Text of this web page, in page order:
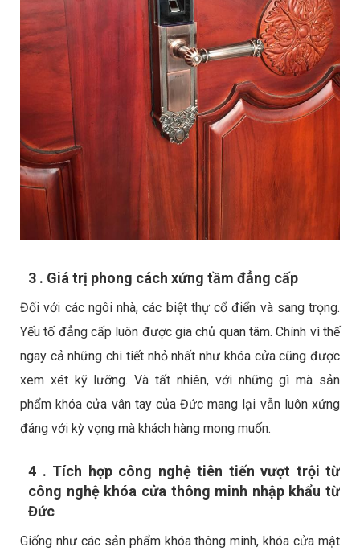
3 . Giá trị phong cách xứng tầm đẳng cấp
Đối với các ngôi nhà, các biệt thự cổ điển và sang trọng.
Yếu tố đẳng cấp luôn được gia chủ quan tâm. Chính vì thế
ngay cả những chi tiết nhỏ nhất như khóa cửa cũng được
xem xét kỹ lưỡng. Và tất nhiên, với những gì mà sản
phẩm khóa cửa vân tay của Đức mang lại vẫn luôn xứng
đáng với kỳ vọng mà khách hàng mong muốn.
4 . Tích hợp công nghệ tiên tiến vượt trội từ
công nghệ khóa cửa thông minh nhập khẩu từ
Đức
Giống như các sản phẩm khóa thông minh, khóa cửa mật